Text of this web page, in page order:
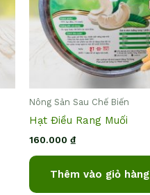
Nông Sản Sau Chế Biến
Hạt Điều Rang Muối
160.000 ₫
Thêm vào giỏ hàng